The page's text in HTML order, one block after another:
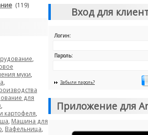
(119)
муки
для
картофеля
Машина для
Вафельница
Вход для
Логин:
Пароль:
Забыли пароль?
Приложение для